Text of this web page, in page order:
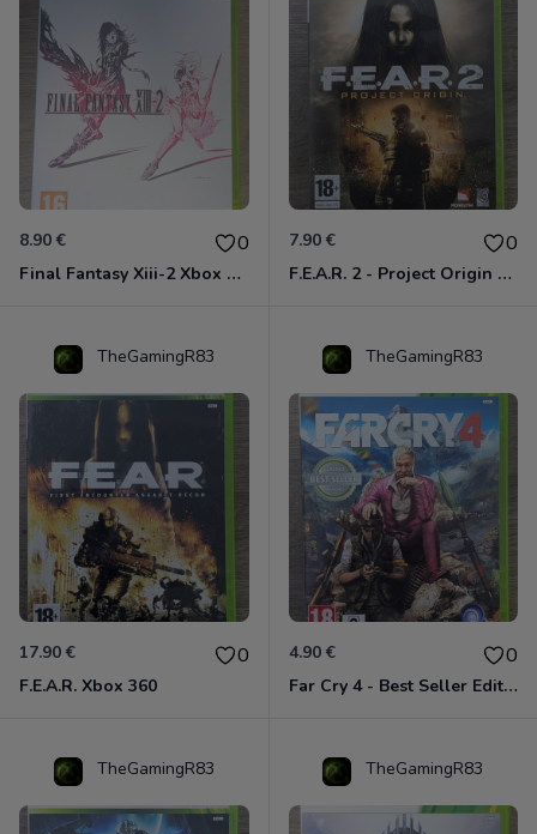
8.90 € 0
Final Fantasy Xiii-2 Xbox 360
7.90 € 0
F.E.A.R. 2 - Project Origin Xbox 360
TheGamingR83
17.90 € 0
F.E.A.R. Xbox 360
TheGamingR83
4.90 € 0
Far Cry 4 - Best Seller Edition Xbox 360
TheGamingR83 TheGamingR83